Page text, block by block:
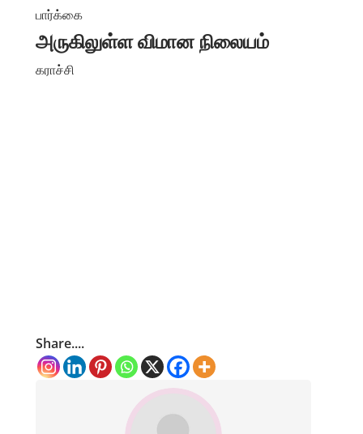
பார்க்கை
அருகிலுள்ள விமான நிலையம்
கராச்சி
Share....